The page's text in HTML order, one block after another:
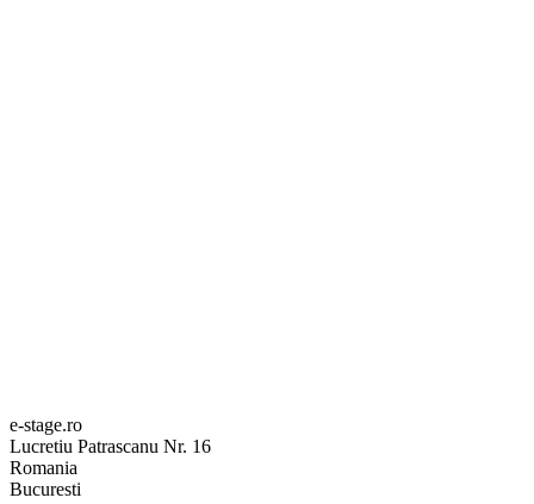
e-stage.ro
Lucretiu Patrascanu Nr. 16
Romania
Bucuresti